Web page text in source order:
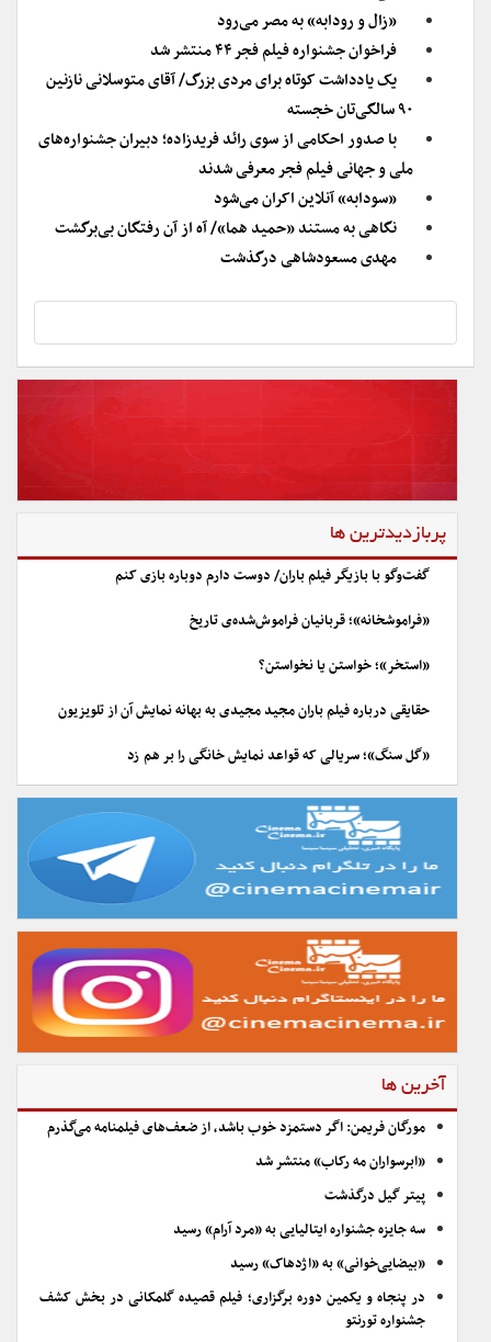
«زال و رودابه» به مصر می‌رود
فراخوان جشنواره فیلم فجر ۴۴ منتشر شد
یک یادداشت کوتاه برای مردی بزرگ/ آقای متوسلانی نازنین
۹۰ سالگی‌تان خجسته
با صدور احکامی از سوی رائد فریدزاده؛ دبیران جشنواره‌های
ملی و جهانی فیلم فجر معرفی شدند
«سودابه» آنلاین اکران می‌شود
نگاهی به مستند «حمید هما»/ آه از آن رفتگان بی‌برگشت
مهدی مسعودشاهی درگذشت
پربازدیدترین ها
گفت‌وگو با بازیگر فیلم باران/ دوست دارم دوباره بازی کنم
«فراموشخانه»؛ قربانیان فراموش‌شده‌ی تاریخ
«استخر»؛ خواستن یا نخواستن؟
حقایقی درباره فیلم باران مجید مجیدی به بهانه نمایش آن از تلویزیون
«گل سنگ»؛ سریالی که قواعد نمایش خانگی را بر هم زد
آخرین ها
مورگان فریمن: اگر دستمزد خوب باشد، از ضعف‌های فیلمنامه می‌گذرم
«ابرسواران مه رکاب» منتشر شد
پیتر گیل درگذشت
سه جایزه جشنواره ایتالیایی به «مرد آرام» رسید
«بیضایی‌خوانی» به «اژدهاک» رسید
در پنجاه و یکمین دوره برگزاری؛ فیلم قصیده گلمکانی در بخش کشف
جشنواره تورنتو